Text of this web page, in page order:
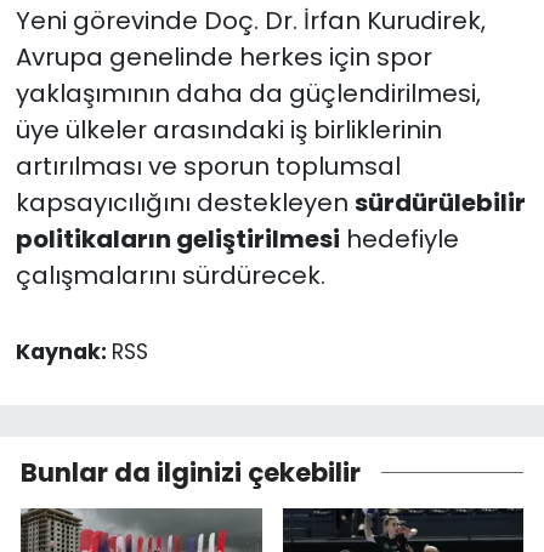
Yeni görevinde Doç. Dr. İrfan Kurudirek,
Avrupa genelinde herkes için spor
yaklaşımının daha da güçlendirilmesi,
üye ülkeler arasındaki iş birliklerinin
artırılması ve sporun toplumsal
kapsayıcılığını destekleyen sürdürülebilir
politikaların geliştirilmesi hedefiyle
çalışmalarını sürdürecek.
Kaynak: RSS
Bunlar da ilginizi çekebilir